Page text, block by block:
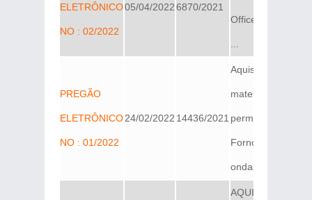
ELETRÔNICO
NO : 02/2022
05/04/2022 6870/2021
Office 365 (E1, E3
PREGÃO
ELETRÔNICO
NO : 01/2022
24/02/2022 14436/2021
Aquisição de
materiais
permanentes:
Fornos de micro-
ondas e ...
AQUISIÇÃO DE